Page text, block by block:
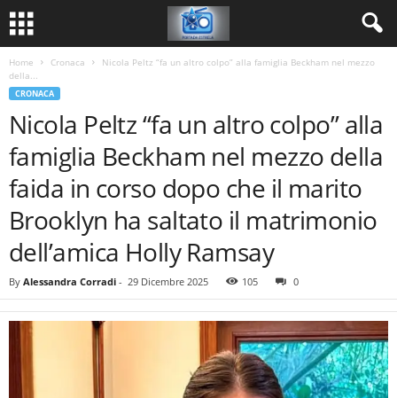
Home Cronaca
Nicola Peltz “fa un altro colpo” alla famiglia Beckham nel mezzo
della...
CRONACA
Nicola Peltz “fa un altro colpo” alla
famiglia Beckham nel mezzo della
faida in corso dopo che il marito
Brooklyn ha saltato il matrimonio
dell’amica Holly Ramsay
By Alessandra Corradi - 29 Dicembre 2025 105 0